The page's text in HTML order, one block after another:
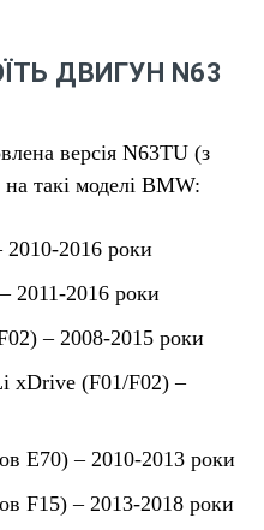
ДВИГУН N63
версія N63TU (з
такі моделі BMW:
2016 роки
2011-2016 роки
– 2008-2015 роки
xDrive (F01/F02) –
E70) – 2010-2013 роки
F15) – 2013-2018 роки